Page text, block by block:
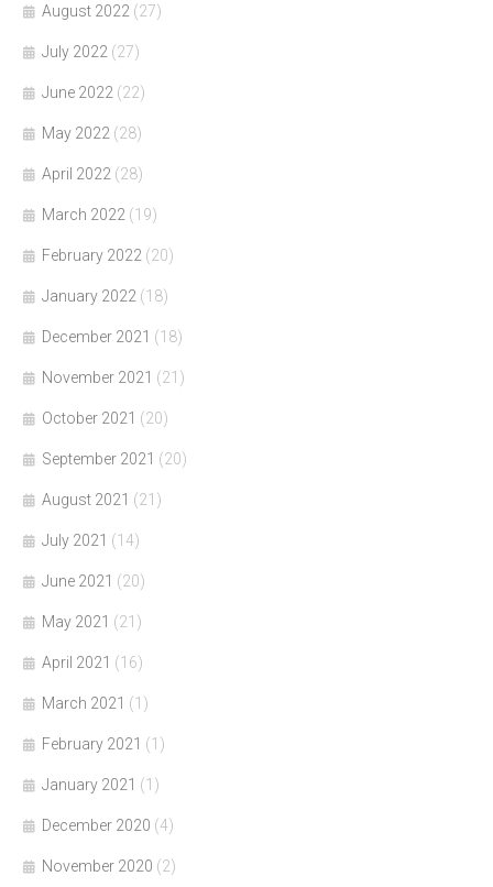
August 2022 (27)
July 2022 (27)
June 2022 (22)
May 2022 (28)
April 2022 (28)
March 2022 (19)
February 2022 (20)
January 2022 (18)
December 2021 (18)
November 2021 (21)
October 2021 (20)
September 2021 (20)
August 2021 (21)
July 2021 (14)
June 2021 (20)
May 2021 (21)
April 2021 (16)
March 2021 (1)
February 2021 (1)
January 2021 (1)
December 2020 (4)
November 2020 (2)